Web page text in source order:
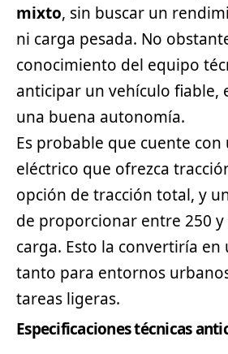
mixto, sin buscar un
ni carga pesada. No
conocimiento del equipo
anticipar un vehículo fiable,
una buena autonomía.
Es probable que cuente
eléctrico que ofrezca
opción de tracción total, y
de proporcionar entre 250
carga. Esto la convertiría
tanto para entornos
tareas ligeras.
Especificaciones técnicas